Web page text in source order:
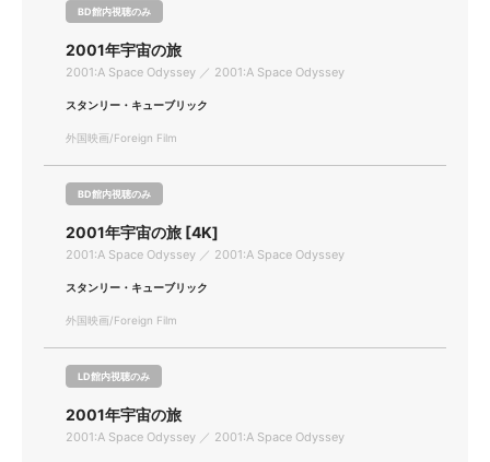
BD館内視聴のみ
2001年宇宙の旅
2001:A Space Odyssey ／ 2001:A Space Odyssey
スタンリー・キューブリック
外国映画/Foreign Film
BD館内視聴のみ
2001年宇宙の旅 [4K]
2001:A Space Odyssey ／ 2001:A Space Odyssey
スタンリー・キューブリック
外国映画/Foreign Film
LD館内視聴のみ
2001年宇宙の旅
2001:A Space Odyssey ／ 2001:A Space Odyssey